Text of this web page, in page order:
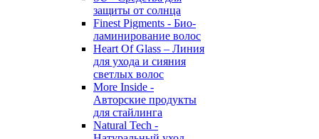
защиты от солнца
Finest Pigments - Био-
ламинирование волос
Heart Of Glass – Линия
для ухода и сияния
светлых волос
More Inside -
Авторские продукты
для стайлинга
Natural Tech -